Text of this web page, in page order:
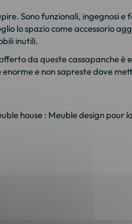
Sono funzionali, ingegnosi
lo spazio come accessorio
inutili.
da queste cassapanche
e non sapreste dove
house : Meuble design pour